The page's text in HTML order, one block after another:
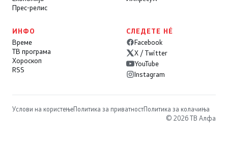
Прес-релис
ИНФО
Време
ТВ програма
Хороскоп
RSS
СЛЕДЕТЕ НÉ
Facebook
X / Twitter
YouTube
Instagram
Услови на користењеПолитика за приватностПолитика за колачиња
© 2026 ТВ Алфа